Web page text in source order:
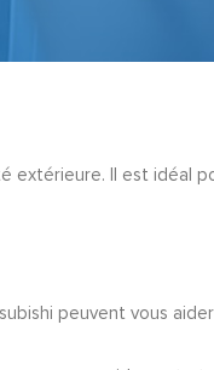
extérieure. Il est idéal
peuvent vous